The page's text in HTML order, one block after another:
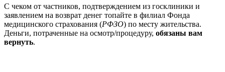
С чеком от частников, подтверждением из госклиники и
заявлением на возврат денег топайте в филиал Фонда
медицинского страхования (РФЗО) по месту жительства.
Деньги, потраченные на осмотр/процедуру, обязаны вам
вернуть.